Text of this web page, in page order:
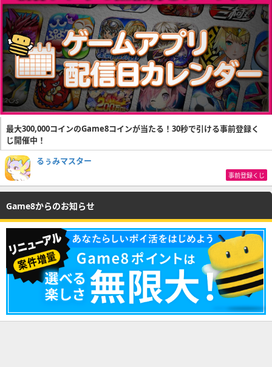
最大300,000コインのGame8コインが当たる！30秒で引ける事前登録く
じ開催中！
るぅみマスター
事前登録くじ
Game8からのお知らせ